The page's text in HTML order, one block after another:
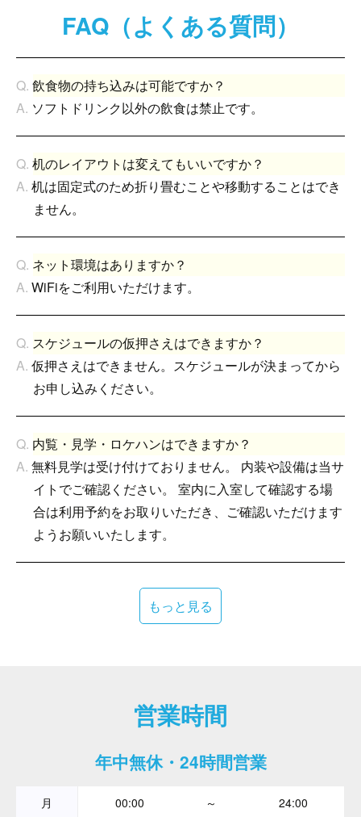
FAQ（よくある質問）
飲食物の持ち込みは可能ですか？
ソフトドリンク以外の飲食は禁止です。
机のレイアウトは変えてもいいですか？
机は固定式のため折り畳むことや移動することはでき
ません。
ネット環境はありますか？
WiFiをご利用いただけます。
スケジュールの仮押さえはできますか？
仮押さえはできません。スケジュールが決まってから
お申し込みください。
内覧・見学・ロケハンはできますか？
無料見学は受け付けておりません。 内装や設備は当サ
イトでご確認ください。 室内に入室して確認する場
合は利用予約をお取りいただき、ご確認いただけます
ようお願いいたします。
もっと見る
営業時間
年中無休・24時間営業
月 00:00 ～ 24:00